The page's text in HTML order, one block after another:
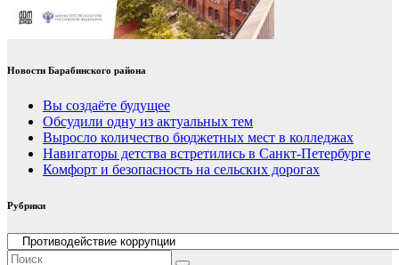
Новости Барабинского района
Вы создаёте будущее
Обсудили одну из актуальных тем
Выросло количество бюджетных мест в колледжах
Навигаторы детства встретились в Санкт-Петербурге
Комфорт и безопасность на сельских дорогах
Рубрики
Рубрики